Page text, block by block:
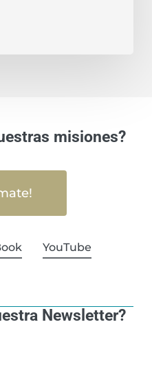
misiones?
YouTube
Newsletter?